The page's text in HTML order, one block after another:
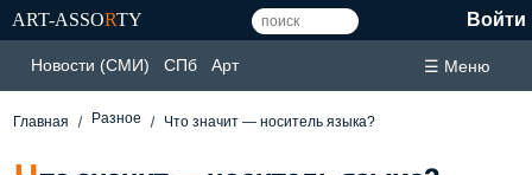
ART-ASSORTY Войти
Новости (СМИ) СПб Арт ☰ Меню
Главная Разное Что значит — носитель языка?